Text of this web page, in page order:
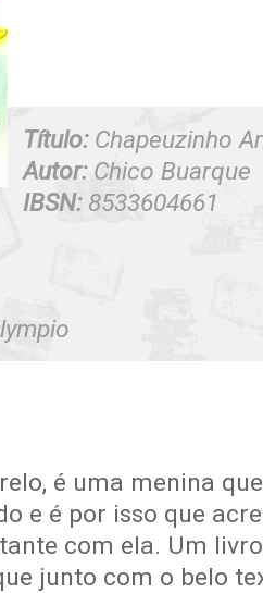
Título:Chapeuzinho
Autor:Chico Buarque
IBSN:8533604661
é uma menina
e é por isso que
com ela. Um
junto com o belo